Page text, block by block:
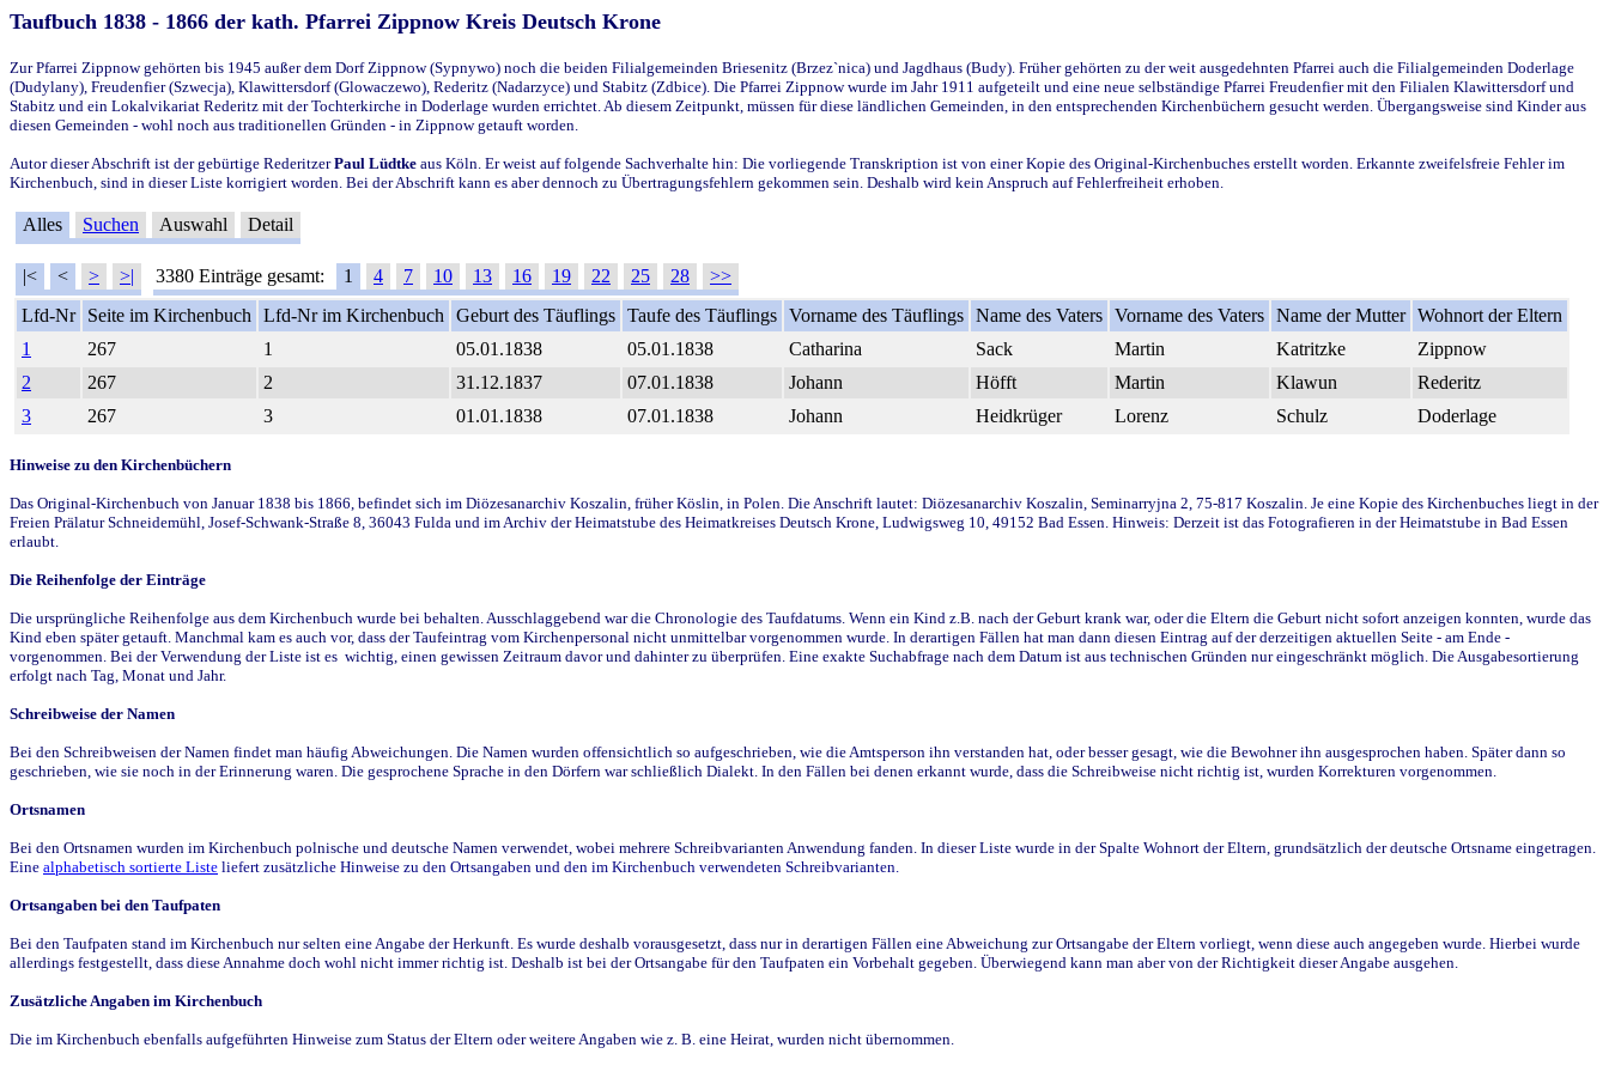
Taufbuch 1838 - 1866 der kath. Pfarrei Zippnow Kreis Deutsch Krone
Zur Pfarrei Zippnow gehörten bis 1945 außer dem Dorf Zippnow (Sypnywo) noch die beiden Filialgemeinden Briesenitz (Brzez`nica) und Jagdhaus (Budy). Früher gehörten zu der weit ausgedehnten Pfarrei auch die Filialgemeinden Doderlage
(Dudylany), Freudenfier (Szwecja), Klawittersdorf (Glowaczewo), Rederitz (Nadarzyce) und Stabitz (Zdbice). Die Pfarrei Zippnow wurde im Jahr 1911 aufgeteilt und eine neue selbständige Pfarrei Freudenfier mit den Filialen Klawittersdorf und
Stabitz und ein Lokalvikariat Rederitz mit der Tochterkirche in Doderlage wurden errichtet. Ab diesem Zeitpunkt, müssen für diese ländlichen Gemeinden, in den entsprechenden Kirchenbüchern gesucht werden. Übergangsweise sind Kinder aus
diesen Gemeinden - wohl noch aus traditionellen Gründen - in Zippnow getauft worden.
Autor dieser Abschrift ist der gebürtige RederitzerPaul Lüdtke aus Köln. Er weist auf folgende Sachverhalte hin: Die vorliegende Transkription ist von einer Kopie des Original-Kirchenbuches erstellt worden. Erkannte zweifelsfreie Fehler im
Kirchenbuch, sind in dieser Liste korrigiert worden. Bei der Abschrift kann es aber dennoch zu Übertragungsfehlern gekommen sein. Deshalb wird kein Anspruch auf Fehlerfreiheit erhoben.
Alles Suchen Auswahl Detail
|< < > >| 3380 Einträge gesamt: 1 4 7 10 13 16 19 22 25 28
>>
Lfd-Nr
Seite im Kirchenbuch Lfd-Nr im Kirchenbuch Geburt des Täuflings Taufe des Täuflings Vorname des Täuflings Name des Vaters Vorname des Vaters Name der Mutter Wohnort der Eltern
1
267 1 05.01.1838 05.01.1838 Catharina Sack Martin Katritzke
Zippnow
2
267 2 31.12.1837 07.01.1838 Johann Höfft Martin Klawun
Rederitz
3
267 3 01.01.1838 07.01.1838 Johann Heidkrüger Lorenz Schulz Doderlage
Hinweise zu den Kirchenbüchern
Das Original-Kirchenbuch von Januar 1838 bis 1866, befindet sich im Diözesanarchiv Koszalin, früher Köslin, in Polen. Die Anschrift lautet: Diözesanarchiv Koszalin, Seminarryjna 2, 75-817 Koszalin. Je eine Kopie des Kirchenbuches liegt in der
Freien Prälatur Schneidemühl, Josef-Schwank-Straße 8, 36043 Fulda und im Archiv der Heimatstube des Heimatkreises Deutsch Krone, Ludwigsweg 10, 49152 Bad Essen. Hinweis: Derzeit ist das Fotografieren in der Heimatstube in Bad Essen
erlaubt.
Die Reihenfolge der Einträge
Die ursprüngliche Reihenfolge aus dem Kirchenbuch wurde bei behalten. Ausschlaggebend war die Chronologie des Taufdatums. Wenn ein Kind z.B. nach der Geburt krank war, oder die Eltern die Geburt nicht sofort anzeigen konnten, wurde das
Kind eben später getauft. Manchmal kam es auch vor, dass der Taufeintrag vom Kirchenpersonal nicht unmittelbar vorgenommen wurde. In derartigen Fällen hat man dann diesen Eintrag auf der derzeitigen aktuellen Seite - am Ende -
vorgenommen. Bei der Verwendung der Liste ist es wichtig, einen gewissen Zeitraum davor und dahinter zu überprüfen. Eine exakte Suchabfrage nach dem Datum ist aus technischen Gründen nur eingeschränkt möglich. Die Ausgabesortierung
erfolgt nach Tag, Monat und Jahr.
Schreibweise der Namen
Bei den Schreibweisen der Namen findet man häufig Abweichungen. Die Namen wurden offensichtlich so aufgeschrieben, wie die Amtsperson ihn verstanden hat, oder besser gesagt, wie die Bewohner ihn ausgesprochen haben. Später dann so
geschrieben, wie sie noch in der Erinnerung waren. Die gesprochene Sprache in den Dörfern war schließlich Dialekt. In den Fällen bei denen erkannt wurde, dass die Schreibweise nicht richtig ist, wurden Korrekturen vorgenommen.
Ortsnamen
Bei den Ortsnamen wurden im Kirchenbuch polnische und deutsche Namen verwendet, wobei mehrere Schreibvarianten Anwendung fanden. In dieser Liste wurde in der Spalte Wohnort der Eltern, grundsätzlich der deutsche Ortsname eingetragen.
Eine alphabetisch sortierte Liste liefert zusätzliche Hinweise zu den Ortsangaben und den im Kirchenbuch verwendeten Schreibvarianten.
Ortsangaben bei den Taufpaten
Bei den Taufpaten stand im Kirchenbuch nur selten eine Angabe der Herkunft. Es wurde deshalb vorausgesetzt, dass nur in derartigen Fällen eine Abweichung zur Ortsangabe der Eltern vorliegt, wenn diese auch angegeben wurde. Hierbei wurde
allerdings festgestellt, dass diese Annahme doch wohl nicht immer richtig ist. Deshalb ist bei der Ortsangabe für den Taufpaten ein Vorbehalt gegeben. Überwiegend kann man aber von der Richtigkeit dieser Angabe ausgehen.
Zusätzliche Angaben im Kirchenbuch
Die im Kirchenbuch ebenfalls aufgeführten Hinweise zum Status der Eltern oder weitere Angaben wie z. B. eine Heirat, wurden nicht übernommen.